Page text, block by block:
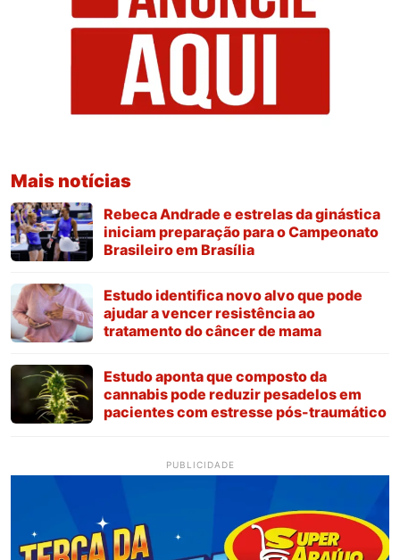
Mais notícias
Rebeca Andrade e estrelas da ginástica
iniciam preparação para o Campeonato
Brasileiro em Brasília
Estudo identifica novo alvo que pode
ajudar a vencer resistência ao
tratamento do câncer de mama
Estudo aponta que composto da
cannabis pode reduzir pesadelos em
pacientes com estresse pós-traumático
PUBLICIDADE